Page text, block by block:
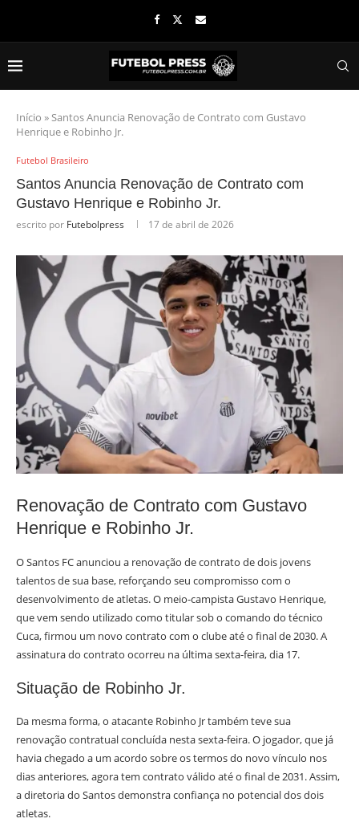
Início »Santos Anuncia Renovação de Contrato com Gustavo
Henrique e Robinho Jr.
Futebol Brasileiro
Santos Anuncia Renovação de Contrato com
Gustavo Henrique e Robinho Jr.
escrito por Futebolpress 17 de abril de 2026
Renovação de Contrato com Gustavo
Henrique e Robinho Jr.
O Santos FC anunciou a renovação de contrato de dois jovens
talentos de sua base, reforçando seu compromisso com o
desenvolvimento de atletas. O meio-campista Gustavo Henrique,
que vem sendo utilizado como titular sob o comando do técnico
Cuca, firmou um novo contrato com o clube até o final de 2030. A
assinatura do contrato ocorreu na última sexta-feira, dia 17.
Situação de Robinho Jr.
Da mesma forma, o atacante Robinho Jr também teve sua
renovação contratual concluída nesta sexta-feira. O jogador, que já
havia chegado a um acordo sobre os termos do novo vínculo nos
dias anteriores, agora tem contrato válido até o final de 2031. Assim,
a diretoria do Santos demonstra confiança no potencial dos dois
atletas.